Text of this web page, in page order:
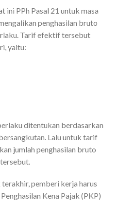
ini PPh Pasal 21 untuk masa
penghasilan bruto
Tarif efektif tersebut
yaitu:
ditentukan berdasarkan
Lalu untuk tarif
jumlah penghasilan bruto
tersebut.
pemberi kerja harus
Kena Pajak (PKP)